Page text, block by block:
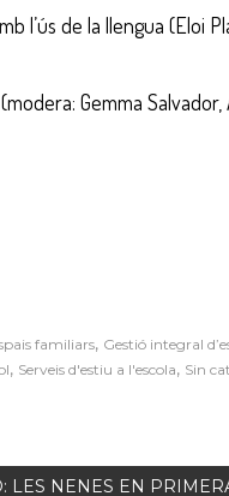
l’ús de la llengua (Eloi
Gemma Salvador,
familiars, Gestió integral
, Serveis d'estiu a l'escola, Sin
LES NENES EN